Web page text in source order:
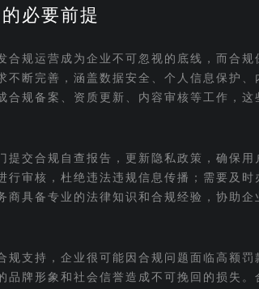
必要前提
合规运营成为企业不可忽视的底线，而合规
不断完善，涵盖数据安全、个人信息保护
合规备案、资质更新、内容审核等工作，
提交合规自查报告，更新隐私政策，确保
行审核，杜绝违法违规信息传播；需要及
商具备专业的法律知识和合规经验，协助
规支持，企业很可能因合规问题面临高额
品牌形象和社会信誉造成不可挽回的损失